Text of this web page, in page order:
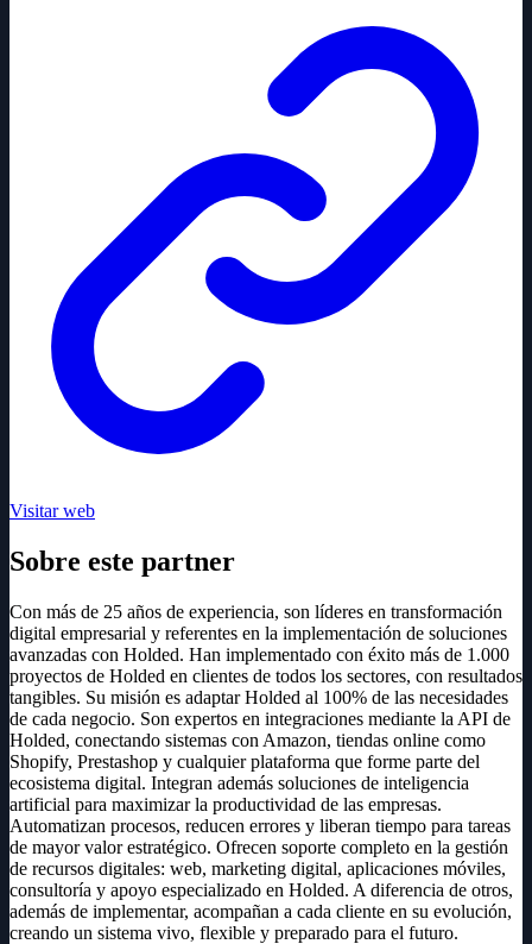
Visitar web
Sobre este partner
Con más de 25 años de experiencia, son líderes en transformación
digital empresarial y referentes en la implementación de soluciones
avanzadas con Holded. Han implementado con éxito más de 1.000
proyectos de Holded en clientes de todos los sectores, con resultados
tangibles. Su misión es adaptar Holded al 100% de las necesidades
de cada negocio. Son expertos en integraciones mediante la API de
Holded, conectando sistemas con Amazon, tiendas online como
Shopify, Prestashop y cualquier plataforma que forme parte del
ecosistema digital. Integran además soluciones de inteligencia
artificial para maximizar la productividad de las empresas.
Automatizan procesos, reducen errores y liberan tiempo para tareas
de mayor valor estratégico. Ofrecen soporte completo en la gestión
de recursos digitales: web, marketing digital, aplicaciones móviles,
consultoría y apoyo especializado en Holded. A diferencia de otros,
además de implementar, acompañan a cada cliente en su evolución,
creando un sistema vivo, flexible y preparado para el futuro.